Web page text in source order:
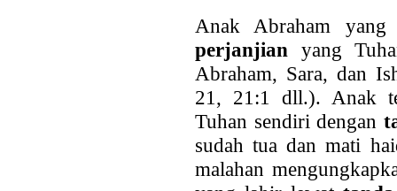
Anak Abraham
perjanjian yang
Abraham, Sara, dan
21, 21:1 dll.). Anak
Tuhan sendiri dengan
sudah tua dan mati
malahan